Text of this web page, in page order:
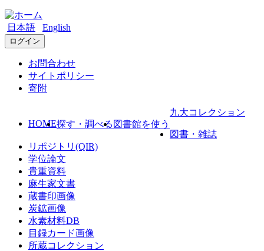
日本語 English
ログイン
お問合わせ
サイトポリシー
寄附
HOME探す・調べる 図書館を使う
九大コレクション
図書・雑誌
リポジトリ(QIR)
学位論文
貴重資料
麻生家文書
蔵書印画像
炭鉱画像
水素材料DB
目録カード画像
所蔵コレクション